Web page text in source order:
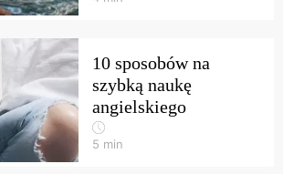
10 sposobów na
szybką naukę
angielskiego
5 min